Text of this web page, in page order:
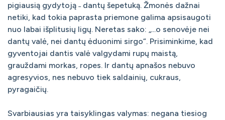
pigiausią gydytoją ˗ dantų šepetuką. Žmonės dažnai
netiki, kad tokia paprasta priemone galima apsisaugoti
nuo labai išplitusių ligų. Neretas sako: „...o senovėje nei
dantų valė, nei dantų ėduonimi sirgo“. Prisiminkime, kad
gyventojai dantis valė valgydami rupų maistą,
grauždami morkas, ropes. Ir dantų apnašos nebuvo
agresyvios, nes nebuvo tiek saldainių, cukraus,
pyragaičių.
Svarbiausias yra taisyklingas valymas: negana tiesiog